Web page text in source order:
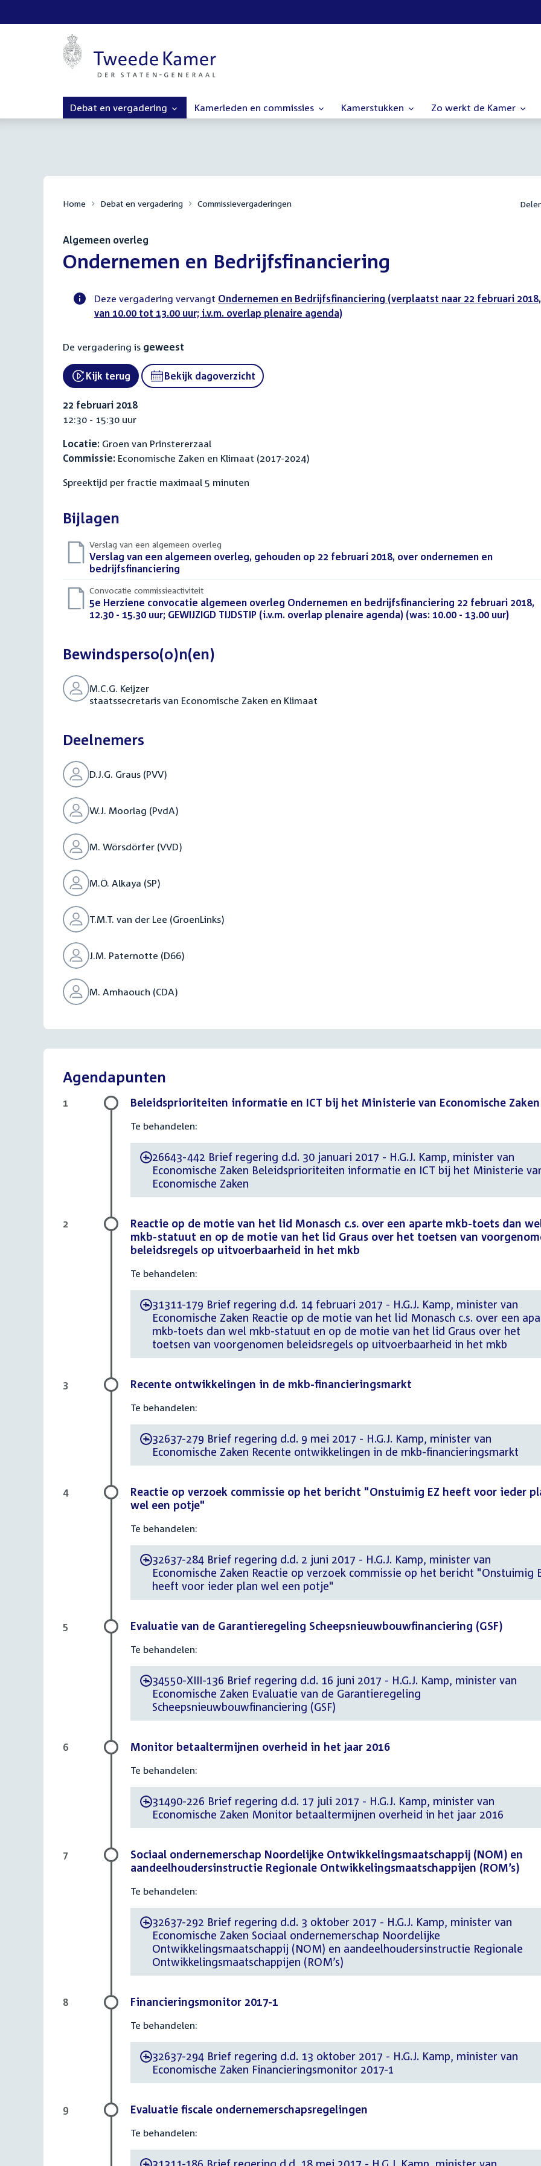
Debat en vergadering Kamerleden en commissies Kamerstukken Zo werkt de Kamer
Home Debat en vergadering Commissievergaderingen
Algemeen overleg
:Ondernemen en Bedrijfsfinanciering
Voortgangsstatus
activiteit
Deze vergadering vervangt Ondernemen en Bedrijfsfinanciering (verplaatst naar 22 februari 2018,
van 10.00 tot 13.00 uur; i.v.m. overlap plenaire agenda)
De vergadering is geweest
External link:
Kijk terug Bekijk dagoverzicht
22 februari 2018
12:30 - 15:30 uur
Locatie: Groen van Prinstererzaal
Commissie: Economische Zaken en Klimaat (2017-2024)
Spreektijd per fractie maximaal 5 minuten
Bijlagen
Verslag van een algemeen overleg
Download
bestand:
Verslag van een algemeen overleg, gehouden op 22 februari 2018, over ondernemen en
bedrijfsfinanciering
Convocatie commissieactiviteit
Download
bestand:
5e Herziene convocatie algemeen overleg Ondernemen en bedrijfsfinanciering 22 februari 2018,
12.30 - 15.30 uur; GEWIJZIGD TIJDSTIP (i.v.m. overlap plenaire agenda) (was: 10.00 - 13.00 uur)
Bewindsperso(o)n(en)
M.C.G. Keijzer
staatssecretaris van Economische Zaken en Klimaat
Deelnemers
D.J.G. Graus (PVV)
W.J. Moorlag (PvdA)
M. Wörsdörfer (VVD)
M.Ö. Alkaya (SP)
T.M.T. van der Lee (GroenLinks)
J.M. Paternotte (D66)
M. Amhaouch (CDA)
Agendapunten
Beleidsprioriteiten informatie en ICT bij het Ministerie van Economische Zaken
Te behandelen:
-26643-442 Brief regering d.d. 30 januari 2017 - H.G.J. Kamp, minister van
Economische Zaken Beleidsprioriteiten informatie en ICT bij het Ministerie
Economische Zaken
1
Reactie op de motie van het lid Monasch c.s. over een aparte mkb-toets dan
mkb-statuut en op de motie van het lid Graus over het toetsen van
beleidsregels op uitvoerbaarheid in het mkb
Te behandelen:
-31311-179 Brief regering d.d. 14 februari 2017 - H.G.J. Kamp, minister van
Economische Zaken Reactie op de motie van het lid Monasch c.s. over een
mkb-toets dan wel mkb-statuut en op de motie van het lid Graus over het
toetsen van voorgenomen beleidsregels op uitvoerbaarheid in het mkb
2
Recente ontwikkelingen in de mkb-financieringsmarkt
Te behandelen:
-32637-279 Brief regering d.d. 9 mei 2017 - H.G.J. Kamp, minister van
Economische Zaken Recente ontwikkelingen in de mkb-financieringsmarkt
3
Reactie op verzoek commissie op het bericht "Onstuimig EZ heeft voor ieder
wel een potje"
Te behandelen:
-32637-284 Brief regering d.d. 2 juni 2017 - H.G.J. Kamp, minister van
Economische Zaken Reactie op verzoek commissie op het bericht "Onstuimig
heeft voor ieder plan wel een potje"
4
Evaluatie van de Garantieregeling Scheepsnieuwbouwfinanciering (GSF)
Te behandelen:
-34550-XIII-136 Brief regering d.d. 16 juni 2017 - H.G.J. Kamp, minister van
Economische Zaken Evaluatie van de Garantieregeling
Scheepsnieuwbouwfinanciering (GSF)
5
Monitor betaaltermijnen overheid in het jaar 2016
Te behandelen:
-31490-226 Brief regering d.d. 17 juli 2017 - H.G.J. Kamp, minister van
Economische Zaken Monitor betaaltermijnen overheid in het jaar 2016
6
Sociaal ondernemerschap Noordelijke Ontwikkelingsmaatschappij (NOM) en
aandeelhoudersinstructie Regionale Ontwikkelingsmaatschappijen (ROM’s)
Te behandelen:
-32637-292 Brief regering d.d. 3 oktober 2017 - H.G.J. Kamp, minister van
Economische Zaken Sociaal ondernemerschap Noordelijke
Ontwikkelingsmaatschappij (NOM) en aandeelhoudersinstructie Regionale
Ontwikkelingsmaatschappijen (ROM’s)
7
Financieringsmonitor 2017-1
Te behandelen:
-32637-294 Brief regering d.d. 13 oktober 2017 - H.G.J. Kamp, minister van
Economische Zaken Financieringsmonitor 2017-1
8
Evaluatie fiscale ondernemerschapsregelingen
Te behandelen:
9